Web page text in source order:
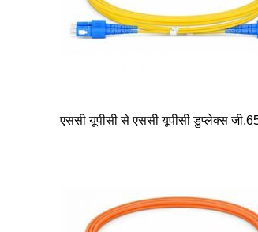
एससी यूपीसी से एससी यूपीसी डुप्लेक्स